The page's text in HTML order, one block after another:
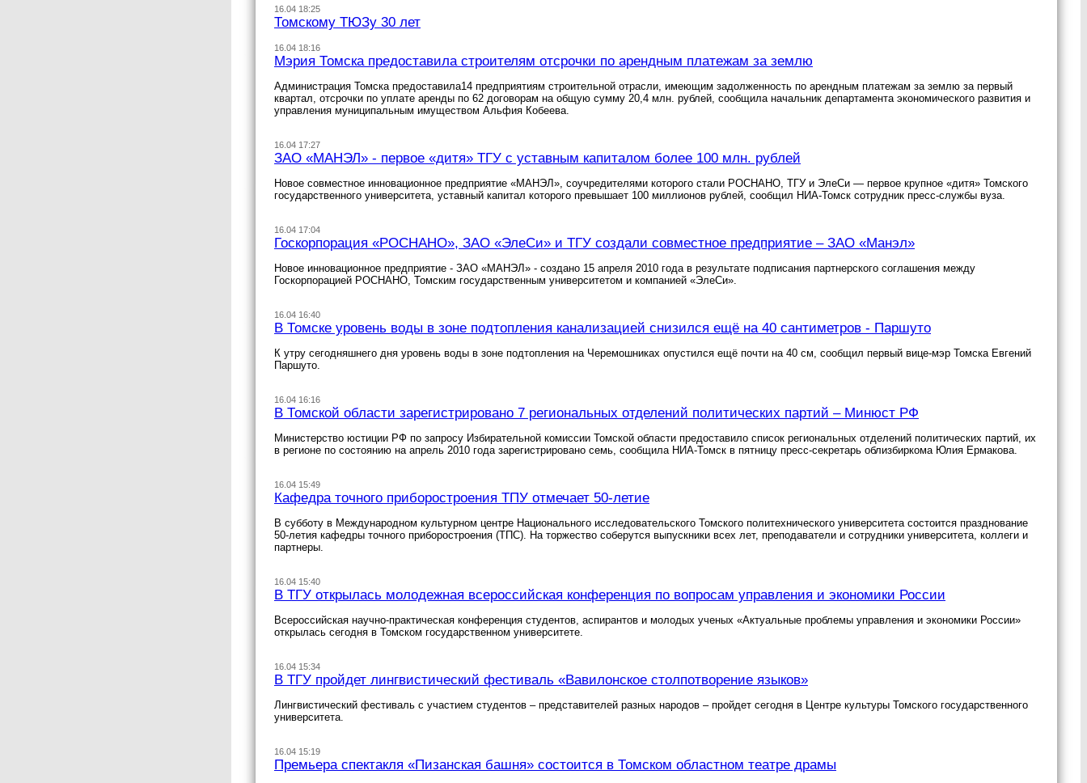
16.04 18:25
Томскому ТЮЗу 30 лет
16.04 18:16
Мэрия Томска предоставила строителям отсрочки по арендным платежам за землю
Администрация Томска предоставила14 предприятиям строительной отрасли, имеющим задолженность по арендным платежам за землю за первый
квартал, отсрочки по уплате аренды по 62 договорам на общую сумму 20,4 млн. рублей, сообщила начальник департамента экономического развития и
управления муниципальным имуществом Альфия Кобеева.
16.04 17:27
ЗАО «МАНЭЛ» - первое «дитя» ТГУ с уставным капиталом более 100 млн. рублей
Новое совместное инновационное предприятие «МАНЭЛ», соучредителями которого стали РОСНАНО, ТГУ и ЭлеСи — первое крупное «дитя» Томского
государственного университета, уставный капитал которого превышает 100 миллионов рублей, сообщил НИА-Томск сотрудник пресс-службы вуза.
16.04 17:04
Госкорпорация «РОСНАНО», ЗАО «ЭлеСи» и ТГУ создали совместное предприятие – ЗАО «Манэл»
Новое инновационное предприятие - ЗАО «МАНЭЛ» - создано 15 апреля 2010 года в результате подписания партнерского соглашения между
Госкорпорацией РОСНАНО, Томским государственным университетом и компанией «ЭлеСи».
16.04 16:40
В Томске уровень воды в зоне подтопления канализацией снизился ещё на 40 сантиметров - Паршуто
К утру сегодняшнего дня уровень воды в зоне подтопления на Черемошниках опустился ещё почти на 40 см, сообщил первый вице-мэр Томска Евгений
Паршуто.
16.04 16:16
В Томской области зарегистрировано 7 региональных отделений политических партий – Минюст РФ
Министерство юстиции РФ по запросу Избирательной комиссии Томской области предоставило список региональных отделений политических партий, их
в регионе по состоянию на апрель 2010 года зарегистрировано семь, сообщила НИА-Томск в пятницу пресс-секретарь облизбиркома Юлия Ермакова.
16.04 15:49
Кафедра точного приборостроения ТПУ отмечает 50-летие
В субботу в Международном культурном центре Национального исследовательского Томского политехнического университета состоится празднование
50-летия кафедры точного приборостроения (ТПС). На торжество соберутся выпускники всех лет, преподаватели и сотрудники университета, коллеги и
партнеры.
16.04 15:40
В ТГУ открылась молодежная всероссийская конференция по вопросам управления и экономики России
Всероссийская научно-практическая конференция студентов, аспирантов и молодых ученых «Актуальные проблемы управления и экономики России»
открылась сегодня в Томском государственном университете.
16.04 15:34
В ТГУ пройдет лингвистический фестиваль «Вавилонское столпотворение языков»
Лингвистический фестиваль с участием студентов – представителей разных народов – пройдет сегодня в Центре культуры Томского государственного
университета.
16.04 15:19
Премьера спектакля «Пизанская башня» состоится в Томском областном театре драмы